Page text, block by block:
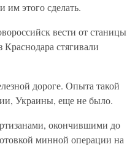
им этого сделать.
вести от станицы
стягивали
дороге. Опыта такой
Украины, еще не было.
окончившими до
минной операции на